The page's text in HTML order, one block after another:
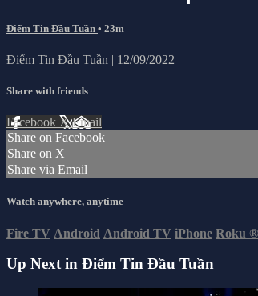
Điểm Tin Đầu Tuần • 23m
Điểm Tin Đầu Tuần | 12/09/2022
Share with friends
Facebook XEmail
Share on Facebook
Share on X
Share via Email
Watch anywhere, anytime
Fire TV Android Android TV iPhone Roku ®
Up Next in Điểm Tin Đầu Tuần